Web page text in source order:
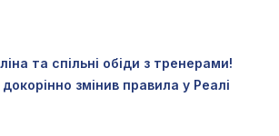
та спільні обіди з тренерами!
змінив правила у Реалі